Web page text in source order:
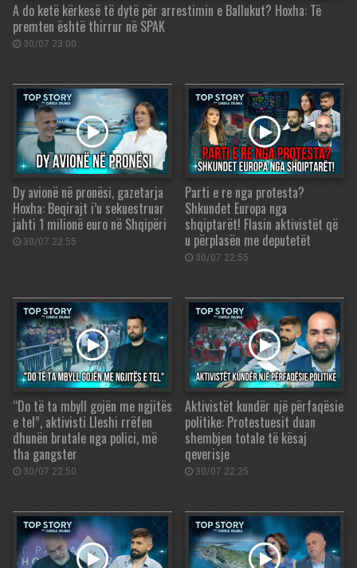
A do ketë kërkesë të dytë për arrestimin e Ballukut? Hoxha: Të
premten është thirrur në SPAK
30/07 23:00
Dy avionë në pronësi, gazetarja
Hoxha: Beqirajt i’u sekuestruar
jahti 1 milionë euro në Shqipëri
30/07 22:55
Parti e re nga protesta?
Shkundet Europa nga
shqiptarët! Flasin aktivistët që
u përplasën me deputetët
30/07 22:55
“Do të ta mbyll gojën me ngjitës
e tel”, aktivisti Lleshi rrëfen
dhunën brutale nga polici, më
tha gangster
30/07 22:50
Aktivistët kundër një përfaqësie
politike: Protestuesit duan
shembjen totale të kësaj
qeverisje
30/07 22:25